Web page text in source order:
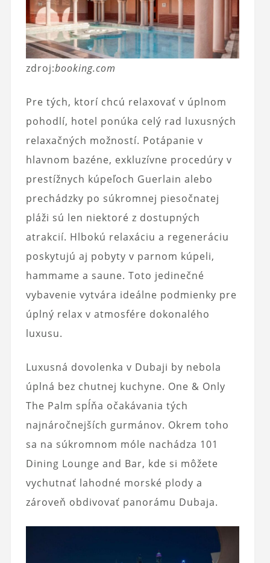
zdroj:booking.com
Pre tých, ktorí chcú relaxovať v úplnom
pohodlí, hotel ponúka celý rad luxusných
relaxačných možností. Potápanie v
hlavnom bazéne, exkluzívne procedúry v
prestížnych kúpeľoch Guerlain alebo
prechádzky po súkromnej piesočnatej
pláži sú len niektoré z dostupných
atrakcií. Hlbokú relaxáciu a regeneráciu
poskytujú aj pobyty v parnom kúpeli,
hammame a saune. Toto jedinečné
vybavenie vytvára ideálne podmienky pre
úplný relax v atmosfére dokonalého
luxusu.
Luxusná dovolenka v Dubaji by nebola
úplná bez chutnej kuchyne. One & Only
The Palm spĺňa očakávania tých
najnáročnejších gurmánov. Okrem toho
sa na súkromnom móle nachádza 101
Dining Lounge and Bar, kde si môžete
vychutnať lahodné morské plody a
zároveň obdivovať panorámu Dubaja.